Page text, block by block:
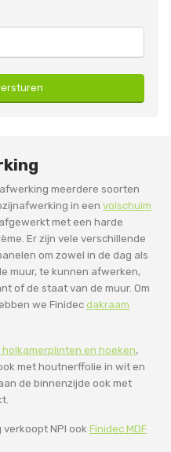
meerdere soorten
in een volschuim
met een harde
Er zijn vele verschillende
om zowel in de dag als
muur, te kunnen afwerken,
of de staat van de muur. Om
we Finidec dakraam
en hoeken,
met houtnerffolie in wit en
de binnenzijde ook met
verkoopt NPI ook Finidec MDF